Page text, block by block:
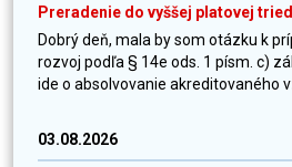
Preradenie do vyššej platovej
Dobrý deň, mala by som otázku k
rozvoj podľa § 14e ods. 1 písm. c)
ide o absolvovanie akreditovaného
03.08.2026